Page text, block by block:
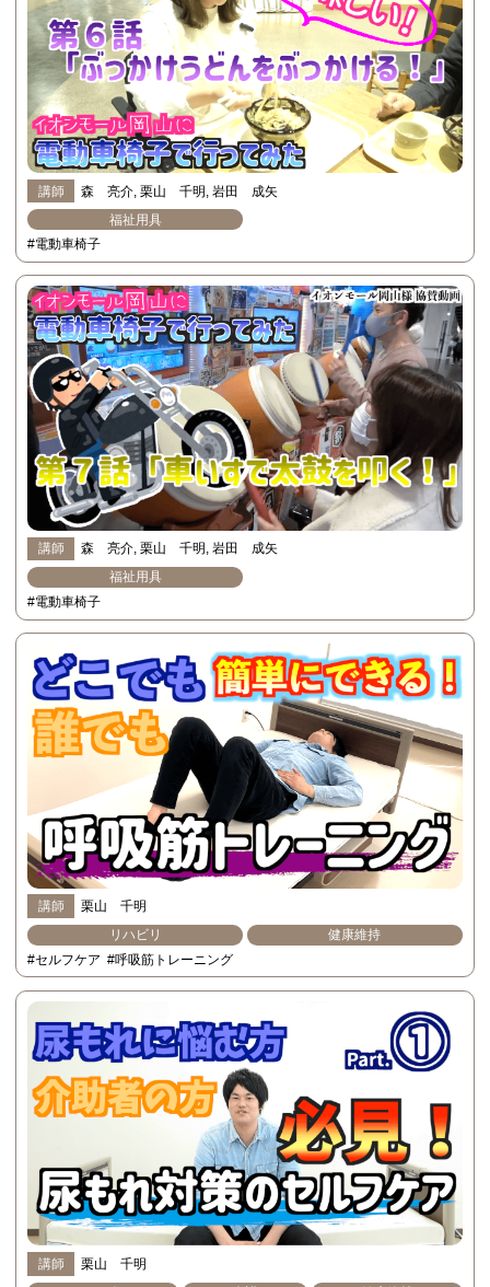
講師 森 亮介 栗山 千明 岩田 成矢
福祉用具
#電動車椅子
講師 森 亮介 栗山 千明
岩田 成矢
福祉用具
#電動車椅子
講師
栗山 千明
リハビリ
健康維持
#セルフケア #呼吸筋トレーニング
講師
栗山 千明